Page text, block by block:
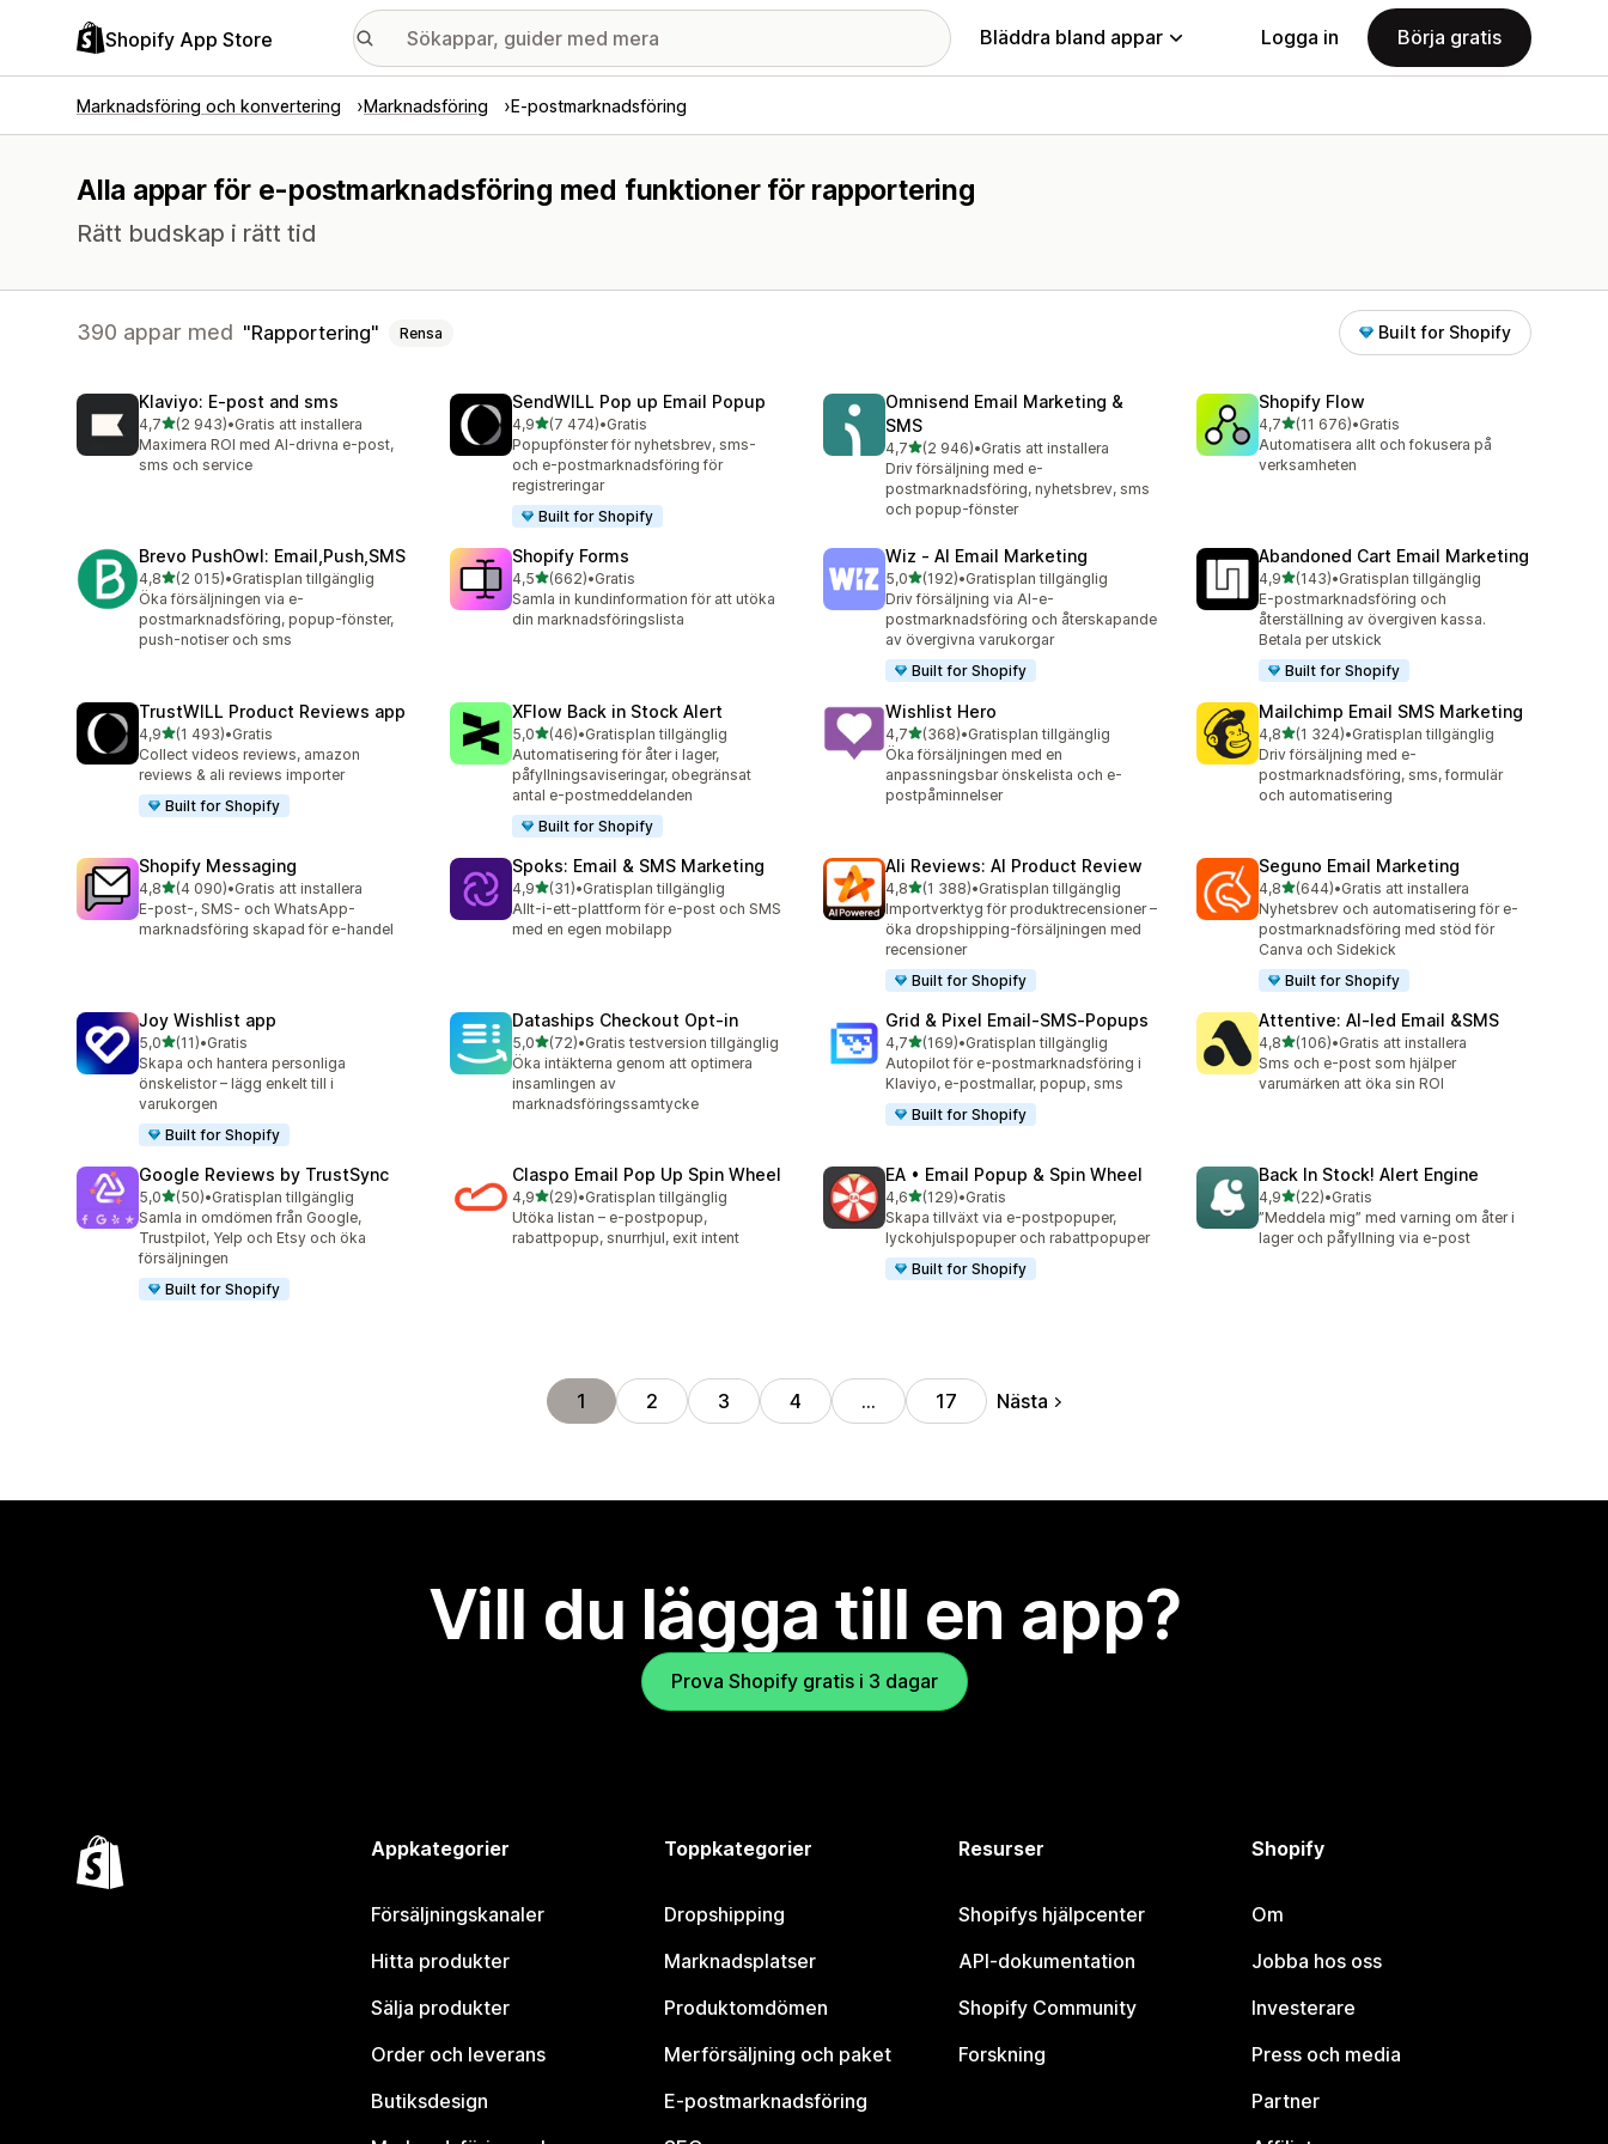
Shopify App Store Bläddra bland appar Logga in Börja gratis
Marknadsföring och konvertering Marknadsföring E-postmarknadsföring
Alla appar för e-postmarknadsföring med funktioner för rapportering
Rätt budskap i rätt tid
390 appar med Rapportering Rensa Built for Shopify
Klaviyo: E‑post and sms
4,7av 5 stjärnor
(2 943)
2943 recensioner totalt
•Gratis att installera
Maximera ROI med AI-drivna e-post,
sms och service
SendWILL Pop up Email Popup
4,9av 5 stjärnor
(7 474)
7474 recensioner totalt
•Gratis
Popupfönster för nyhetsbrev, sms-
och e-postmarknadsföring för
registreringar
Built for Shopify
Omnisend Email Marketing &
SMS
4,7av 5 stjärnor
(2 946)
2946 recensioner totalt
•Gratis att installera
Driv försäljning med e-
postmarknadsföring, nyhetsbrev, sms
och popup-fönster
Shopify Flow
4,7av 5 stjärnor
(11 676)
11676 recensioner totalt
•Gratis
Automatisera allt och fokusera på
verksamheten
Brevo PushOwl: Email,Push,SMS
4,8av 5 stjärnor
(2 015)
2015 recensioner totalt
•Gratisplan tillgänglig
Öka försäljningen via e-
postmarknadsföring, popup-fönster,
push-notiser och sms
Shopify Forms
4,5av 5 stjärnor
(662)
662 recensioner totalt
•Gratis
Samla in kundinformation för att utöka
din marknadsföringslista
Wiz ‑ AI Email Marketing
5,0av 5 stjärnor
(192)
192 recensioner totalt
•Gratisplan tillgänglig
Driv försäljning via AI-e-
postmarknadsföring och återskapande
av övergivna varukorgar
Built for Shopify
Abandoned Cart Email Marketing
4,9av 5 stjärnor
(143)
143 recensioner totalt
•Gratisplan tillgänglig
E-postmarknadsföring och
återställning av övergiven kassa.
Betala per utskick
Built for Shopify
TrustWILL Product Reviews app
4,9av 5 stjärnor
(1 493)
1493 recensioner totalt
•Gratis
Collect videos reviews, amazon
reviews & ali reviews importer
Built for Shopify
XFlow Back in Stock Alert
5,0av 5 stjärnor
(46)
46 recensioner totalt
•Gratisplan tillgänglig
Automatisering för åter i lager,
påfyllningsaviseringar, obegränsat
antal e-postmeddelanden
Built for Shopify
Wishlist Hero
4,7av 5 stjärnor
(368)
368 recensioner totalt
•Gratisplan tillgänglig
Öka försäljningen med en
anpassningsbar önskelista och e-
postpåminnelser
Mailchimp Email SMS Marketing
4,8av 5 stjärnor
(1 324)
1324 recensioner totalt
•Gratisplan tillgänglig
Driv försäljning med e-
postmarknadsföring, sms, formulär
och automatisering
Shopify Messaging
4,8av 5 stjärnor
(4 090)
4090 recensioner totalt
•Gratis att installera
E-post-, SMS- och WhatsApp-
marknadsföring skapad för e-handel
Spoks: Email & SMS Marketing
4,9av 5 stjärnor
(31)
31 recensioner totalt
•Gratisplan tillgänglig
Allt-i-ett-plattform för e-post och SMS
med en egen mobilapp
Ali Reviews: AI Product Review
4,8av 5 stjärnor
(1 388)
1388 recensioner totalt
•Gratisplan tillgänglig
Importverktyg för produktrecensioner –
öka dropshipping-försäljningen med
recensioner
Built for Shopify
Seguno Email Marketing
4,8av 5 stjärnor
(644)
644 recensioner totalt
•Gratis att installera
Nyhetsbrev och automatisering för e-
postmarknadsföring med stöd för
Canva och Sidekick
Built for Shopify
Joy Wishlist app
5,0av 5 stjärnor
(11)
11 recensioner totalt
•Gratis
Skapa och hantera personliga
önskelistor – lägg enkelt till i
varukorgen
Built for Shopify
Dataships Checkout Opt‑in
5,0av 5 stjärnor
(72)
72 recensioner totalt
•Gratis testversion tillgänglig
Öka intäkterna genom att optimera
insamlingen av
marknadsföringssamtycke
Grid & Pixel Email‑SMS‑Popups
4,7av 5 stjärnor
(169)
169 recensioner totalt
•Gratisplan tillgänglig
Autopilot för e-postmarknadsföring i
Klaviyo, e-postmallar, popup, sms
Built for Shopify
Attentive: AI‑led Email &SMS
4,8av 5 stjärnor
(106)
106 recensioner totalt
•Gratis att installera
Sms och e-post som hjälper
varumärken att öka sin ROI
Google Reviews by TrustSync
5,0av 5 stjärnor
(50)
50 recensioner totalt
•Gratisplan tillgänglig
Samla in omdömen från Google,
Trustpilot, Yelp och Etsy och öka
försäljningen
Built for Shopify
Claspo Email Pop Up Spin Wheel
4,9av 5 stjärnor
(29)
29 recensioner totalt
•Gratisplan tillgänglig
Utöka listan – e-postpopup,
rabattpopup, snurrhjul, exit intent
EA • Email Popup & Spin Wheel
4,6av 5 stjärnor
(129)
129 recensioner totalt
•Gratis
Skapa tillväxt via e-postpopuper,
lyckohjulspopuper och rabattpopuper
Built for Shopify
Back In Stock! Alert Engine
4,9av 5 stjärnor
(22)
22 recensioner totalt
•Gratis
”Meddela mig” med varning om åter i
lager och påfyllning via e-post
1 2 3 4 … 17 Nästa
Vill du lägga till en app?
Prova Shopify gratis i 3 dagar
Appkategorier
Försäljningskanaler
Hitta produkter
Sälja produkter
Order och leverans
Butiksdesign
Toppkategorier
Dropshipping
Marknadsplatser
Produktomdömen
Merförsäljning och paket
E-postmarknadsföring
Resurser
Shopifys hjälpcenter
API-dokumentation
Shopify Community
Forskning
Shopify
Om
Jobba hos oss
Investerare
Press och media
Partner